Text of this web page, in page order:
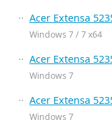
Acer Extensa
Windows 7 / 7 x64
Acer Extensa
Windows 7
Acer Extensa
Windows 7